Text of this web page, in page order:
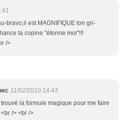
bravo,il est MAGNIFIQUE ton gri-
ta copine "étonne moi"!!!
/>
11/02/2010 14:43
la formule magique pour me faire
/> <br />